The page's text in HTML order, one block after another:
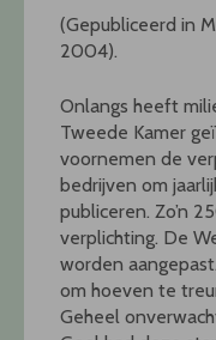
(Gepubliceerd in
2004).
Onlangs heeft
Tweede Kamer
voornemen de
bedrijven om
publiceren. Zo’n
verplichting. De
worden
om hoeven te
Geheel